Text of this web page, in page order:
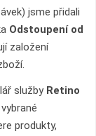
jsme přidali
Odstoupení od
založení
služby Retino
produkty,